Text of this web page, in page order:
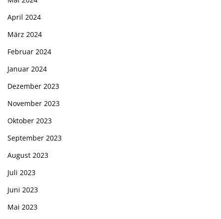
April 2024
März 2024
Februar 2024
Januar 2024
Dezember 2023
November 2023
Oktober 2023
September 2023
August 2023
Juli 2023
Juni 2023
Mai 2023